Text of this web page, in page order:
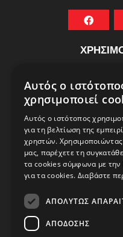
Πολιτική
ΩΡΑΡΙΟ
Δ | Τ | Τ | Π:
Παρασκευή:
Αυτός ο
χρησιμοποιεί
Αυτός ο ιστότοπος
για τη βελτίωση της
χρηστών.
μας, παρέχετε τη
τα cookies σύμφωνα με την
για τα cookies. Διαβάστε
ΑΠΟΛΎΤΩΣ
ΑΠΌΔΟΣΗΣ